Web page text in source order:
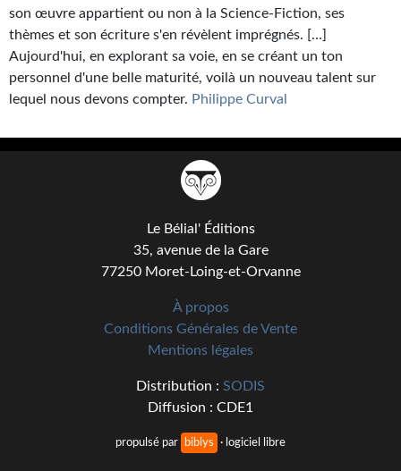
son œuvre appartient ou non à la Science-Fiction, ses
thèmes et son écriture s'en révèlent imprégnés. […]
Aujourd'hui, en explorant sa voie, en se créant un ton
personnel d'une belle maturité, voilà un nouveau talent sur
lequel nous devons compter. Philippe Curval
Le Bélial' Éditions
35, avenue de la Gare
77250 Moret-Loing-et-Orvanne
À propos
Conditions Générales de Vente
Mentions légales
Distribution : SODIS
Diffusion : CDE1
propulsé par biblys · logiciel libre